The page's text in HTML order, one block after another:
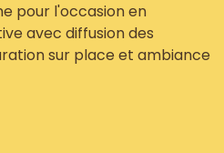
pour l'occasion en
avec diffusion des
sur place et ambiance